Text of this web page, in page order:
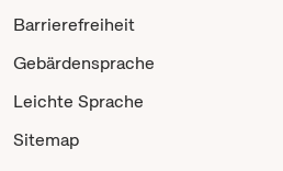
Barrierefreiheit
Gebärdensprache
Leichte Sprache
Sitemap